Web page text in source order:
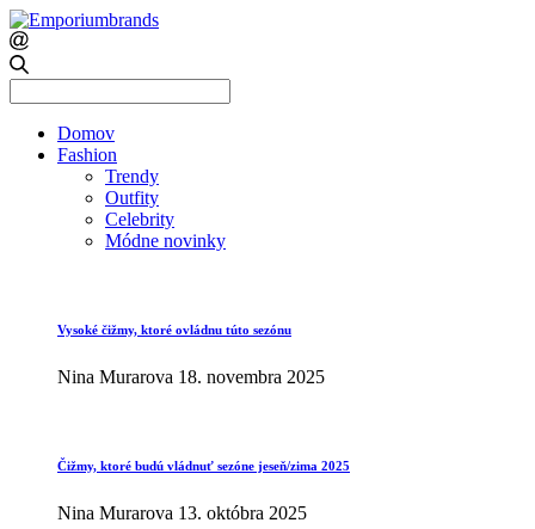
for:
Domov
Fashion
Trendy
Outfity
Celebrity
Módne novinky
Vysoké čižmy, ktoré ovládnu túto sezónu
Nina Murarova 18. novembra 2025
Čižmy, ktoré budú vládnuť sezóne jeseň/zima 2025
Nina Murarova 13. októbra 2025